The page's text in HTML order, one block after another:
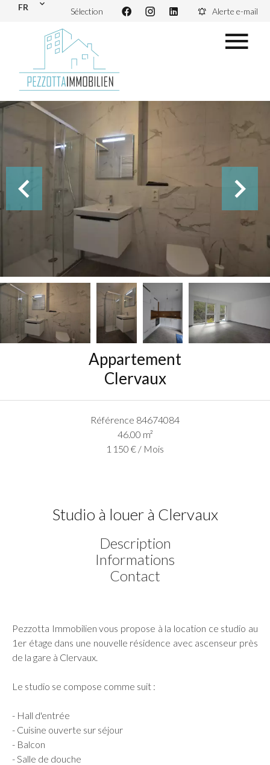
FR Sélection Alerte e-mail
Appartement
Clervaux
Référence 84674084
46.00 m²
1 150 € / Mois
Studio à louer à Clervaux
Description
Informations
Contact
Pezzotta Immobilien vous propose à la location ce studio au
1er étage dans une nouvelle résidence avec ascenseur près
de la gare à Clervaux.
Le studio se compose comme suit :
- Hall d'entrée
- Cuisine ouverte sur séjour
- Balcon
- Salle de douche